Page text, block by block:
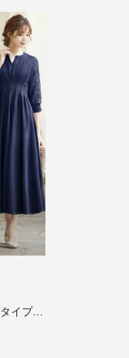
イプ】